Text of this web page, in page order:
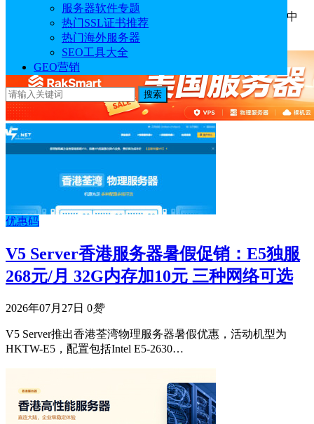
服务器软件专题
热门SSL证书推荐
热门海外服务器
SEO工具大全
GEO营销
搜索
Lightlayer八月份促销活动已经开始了，这次参与的机房有中
国香港、美国圣何塞和新加坡，都是独立服务器方案…
优惠码
V5 Server香港服务器暑假促销：E5独服
268元/月 32G内存加10元 三种网络可选
2026年07月27日 0赞
V5 Server推出香港荃湾物理服务器暑假优惠，活动机型为
HKTW-E5，配置包括Intel E5-2630…